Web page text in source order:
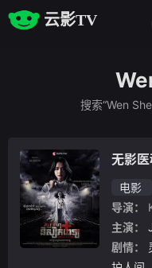
云影TV
搜索“Wen
无影
电影
导演：
主演：
剧情：